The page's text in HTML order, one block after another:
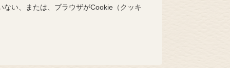
い、または、ブラウザがCookie（クッキ